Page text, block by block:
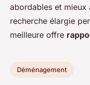
abordables et mieux
recherche élargie
meilleure offre
Déménagement